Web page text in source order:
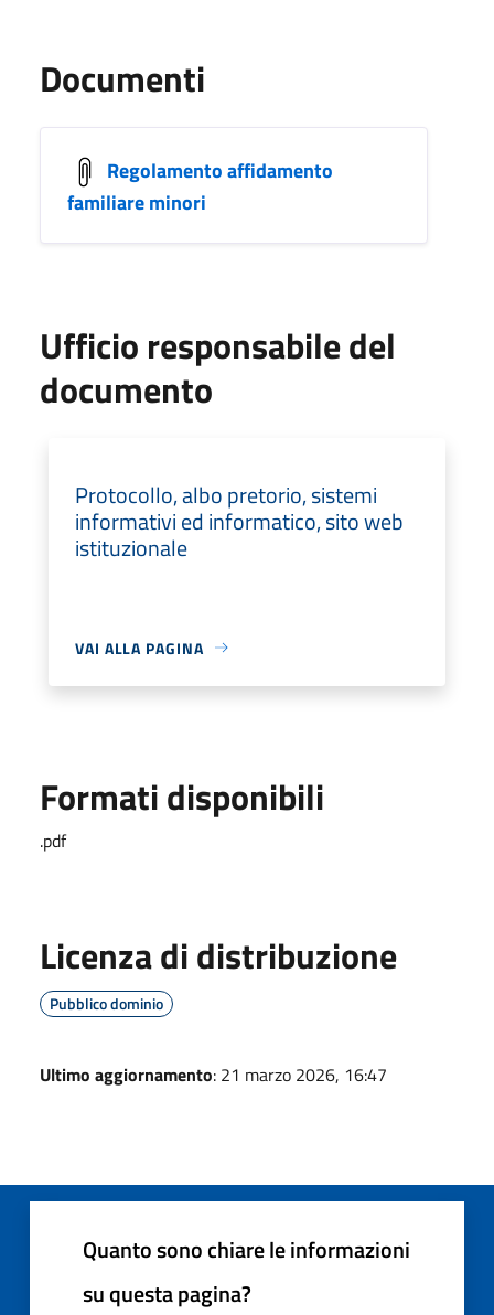
Documenti
Regolamento affidamento
familiare minori
Ufficio responsabile del
documento
Protocollo, albo pretorio, sistemi
informativi ed informatico, sito web
istituzionale
VAI ALLA PAGINA
Formati disponibili
.pdf
Licenza di distribuzione
Pubblico dominio
Ultimo aggiornamento: 21 marzo 2026, 16:47
Quanto sono chiare le informazioni
su questa pagina?